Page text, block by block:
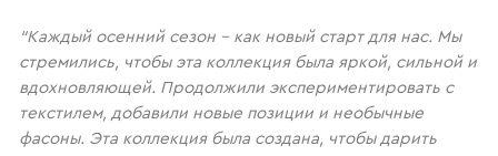
“Каждый осенний сезон – как новый старт для нас. Мы
стремились, чтобы эта коллекция была яркой, сильной и
вдохновляющей. Продолжили экспериментировать с
текстилем, добавили новые позиции и необычные
фасоны. Эта коллекция была создана, чтобы дарить